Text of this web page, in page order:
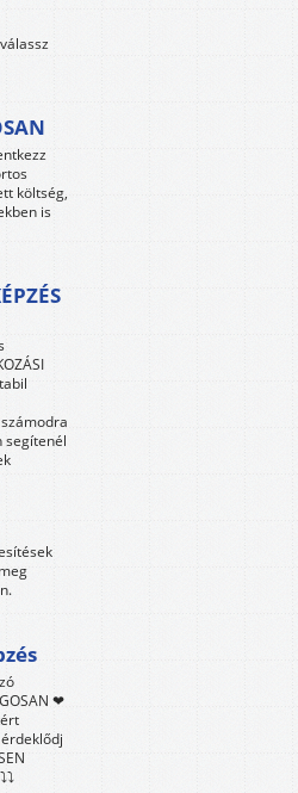
költség,
is
segítenél
❤